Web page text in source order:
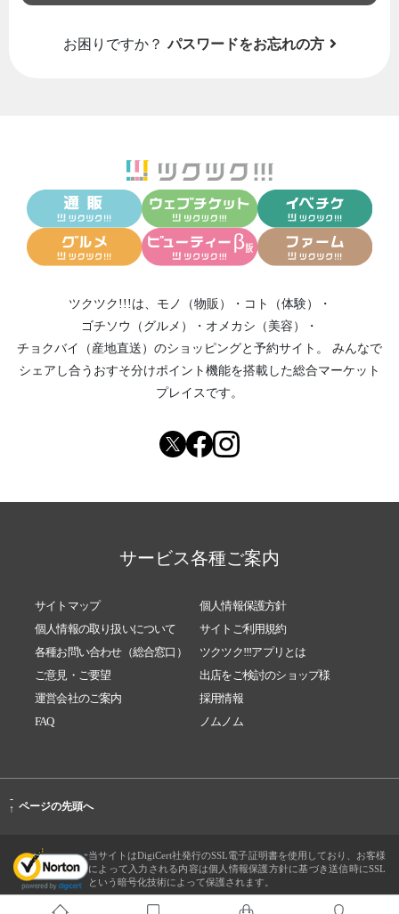
お困りですか？ パスワードをお忘れの方
ツクツク!!!は、 モノ（物販） ・ コト（体験）
・
ゴチソウ（グルメ）
・ オメカシ（美容）
・
チョクバイ（産地直送） のショッピングと予約サイト。
みんなで
シェアし合う おすそ分けポイント機能を搭載した総合マーケット
プレイスです。
サービス各種ご案内
サイトマップ
個人情報保護方針
個人情報の取り扱いについて
サイトご利用規約
各種お問い合わせ（総合窓口）
ツクツク!!!アプリとは
ご意見・ご要望
出店をご検討のショップ様
運営会社のご案内
採用情報
FAQ
ノムノム
-
↑ ページの先頭へ
当サイトはDigiCert社発行のSSL電子証明書を使用しており、お客様
によって入力される内容は個人情報保護方針に基づき送信時にSSL
という暗号化技術によって保護されます。